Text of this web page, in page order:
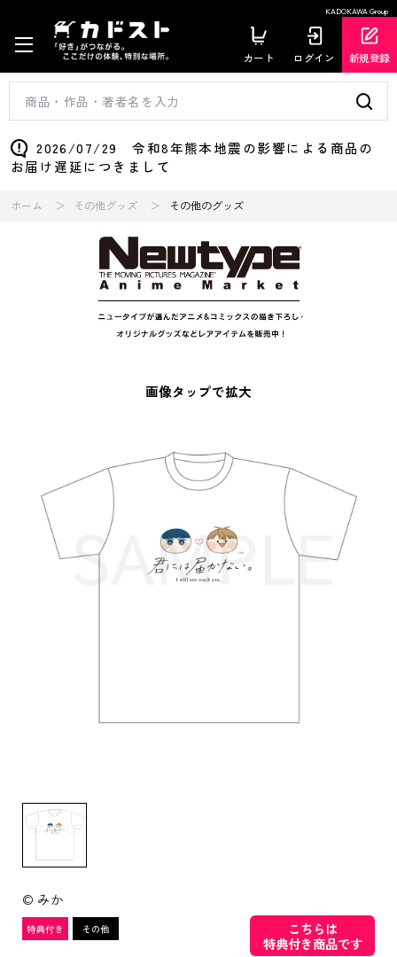
KADOKAWA Group
カート ログイン 新規登録
2026/07/29 令和8年熊本地震の影響による商品の
お届け遅延につきまして
ホーム その他グッズ その他のグッズ
画像タップで拡大
© みか
こちらは
特典付き商品です